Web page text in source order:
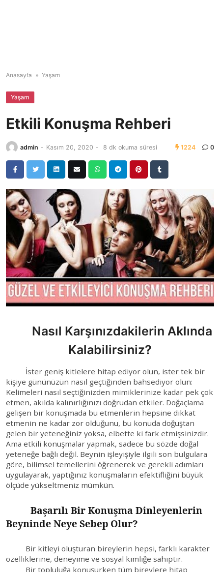
Anasayfa » Yaşam
Yaşam
Etkili Konuşma Rehberi
admin - Kasım 20, 2020 - 8 dk okuma süresi 1224 0
Nasıl Karşınızdakilerin Aklında
Kalabilirsiniz?
İster geniş kitlelere hitap ediyor olun, ister tek bir
kişiye gününüzün nasıl geçtiğinden bahsediyor olun:
Kelimeleri nasıl seçtiğinizden mimiklerinize kadar pek çok
etmen, akılda kalınırlığınızı doğrudan etkiler. Doğaçlama
gelişen bir konuşmada bu etmenlerin hepsine dikkat
etmenin ne kadar zor olduğunu, bu konuda doğuştan
gelen bir yeteneğiniz yoksa, elbette ki fark etmişsinizdir.
Ama etkili konuşmalar yapmak, sadece bu sözde doğal
yeteneğe bağlı değil. Beynin işleyişiyle ilgili son bulgulara
göre, bilimsel temellerini öğrenerek ve gerekli adımları
uygulayarak, yaptığınız konuşmaların efektifliğini büyük
ölçüde yükseltmeniz mümkün.
Başarılı Bir Konuşma Dinleyenlerin
Beyninde Neye Sebep Olur?
Bir kitleyi oluşturan bireylerin hepsi, farklı karakter
özelliklerine, deneyime ve sosyal kimliğe sahiptir.
Bir topluluğa konuşurken tüm bireylere hitap